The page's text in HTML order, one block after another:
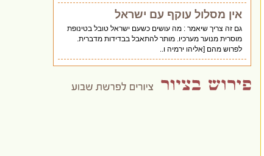
אין מסלול עוקף עם ישראל
גם זה צריך שיאמר : מה עושים כשעם ישראל טובל בטינופת
מוסרית מנוער מערכיו. מותר להתאבל בבדידות מדברית.
לפרוש מהם [אליהו ירמיה ו..